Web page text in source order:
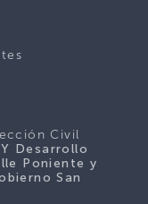
Civil
Desarrollo
Poniente y
San